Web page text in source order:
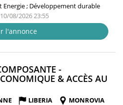
Energie ; Développement durable
08/2026 23:55
l'annonce
-
& ACCÈS AU
LIBERIA
MONROVIA